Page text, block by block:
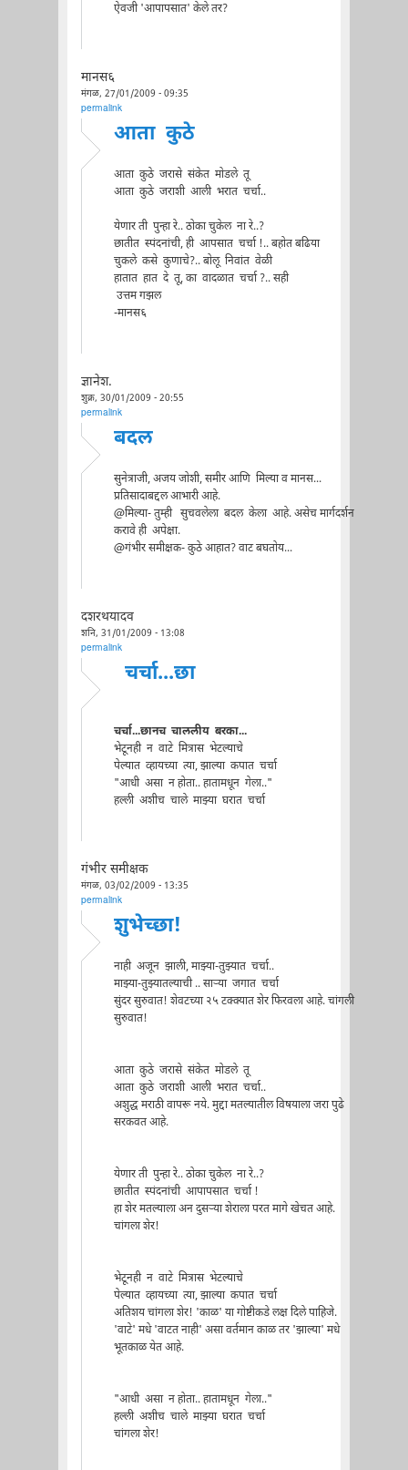
ऐवजी 'आपापसात' केले तर?
मानस६
मंगळ, 27/01/2009 - 09:35
permalink
आता कुठे
आता कुठे जरासे संकेत मोडले तू
आता कुठे जराशी आली भरात चर्चा..
येणार ती पुन्हा रे.. ठोका चुकेल ना रे..?
छातीत स्पंदनांची, ही आपसात चर्चा !.. बहोत बढिया
चुकले कसे कुणाचे?.. बोलू निवांत वेळी
हातात हात दे तू, का वादळात चर्चा ?.. सही
उत्तम गझल
-मानस६
ज्ञानेश.
शुक्र, 30/01/2009 - 20:55
permalink
बदल
सुनेत्राजी, अजय जोशी, समीर आणि मिल्या व मानस...
प्रतिसादाबद्दल आभारी आहे.
@मिल्या- तुम्ही सुचवलेला बदल केला आहे. असेच मार्गदर्शन
करावे ही अपेक्षा.
@गंभीर समीक्षक- कुठे आहात? वाट बघतोय...
दशरथयादव
शनि, 31/01/2009 - 13:08
permalink
चर्चा...छा
चर्चा...छानच चाललीय बरका...
भेटूनही न वाटे मित्रास भेटल्याचे
पेल्यात व्हायच्या त्या, झाल्या कपात चर्चा
"आधी असा न होता.. हातामधून गेला.."
हल्ली अशीच चाले माझ्या घरात चर्चा
गंभीर समीक्षक
मंगळ, 03/02/2009 - 13:35
permalink
शुभेच्छा!
नाही अजून झाली, माझ्या-तुझ्यात चर्चा..
माझ्या-तुझ्यातल्याची .. सार्‍या जगात चर्चा
सुंदर सुरुवात! शेवटच्या २५ टक्क्यात शेर फिरवला आहे. चांगली
सुरुवात!
आता कुठे जरासे संकेत मोडले तू
आता कुठे जराशी आली भरात चर्चा..
अशुद्ध मराठी वापरू नये. मुद्दा मतल्यातील विषयाला जरा पुढे
सरकवत आहे.
येणार ती पुन्हा रे.. ठोका चुकेल ना रे..?
छातीत स्पंदनांची आपापसात चर्चा !
हा शेर मतल्याला अन दुसर्‍या शेराला परत मागे खेचत आहे.
चांगला शेर!
भेटूनही न वाटे मित्रास भेटल्याचे
पेल्यात व्हायच्या त्या, झाल्या कपात चर्चा
अतिशय चांगला शेर! 'काळ' या गोष्टीकडे लक्ष दिले पाहिजे.
'वाटे' मधे 'वाटत नाही' असा वर्तमान काळ तर 'झाल्या' मधे
भूतकाळ येत आहे.
"आधी असा न होता.. हातामधून गेला.."
हल्ली अशीच चाले माझ्या घरात चर्चा
चांगला शेर!